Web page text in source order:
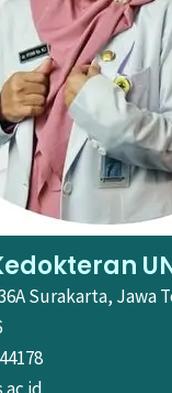
Surakarta, Jawa